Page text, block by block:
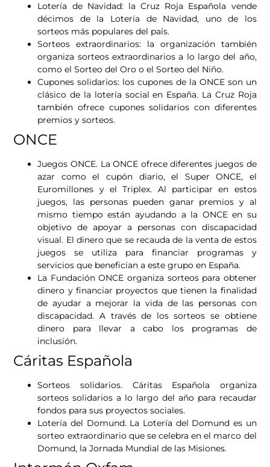
Lotería de Navidad: la Cruz Roja Española vende
décimos de la Lotería de Navidad, uno de los
sorteos más populares del país.
Sorteos extraordinarios: la organización también
organiza sorteos extraordinarios a lo largo del año,
como el Sorteo del Oro o el Sorteo del Niño.
Cupones solidarios: los cupones de la ONCE son un
clásico de la lotería social en España. La Cruz Roja
también ofrece cupones solidarios con diferentes
premios y sorteos.
ONCE
Juegos ONCE. La ONCE ofrece diferentes juegos de
azar como el cupón diario, el Super ONCE, el
Euromillones y el Triplex. Al participar en estos
juegos, las personas pueden ganar premios y al
mismo tiempo están ayudando a la ONCE en su
objetivo de apoyar a personas con discapacidad
visual. El dinero que se recauda de la venta de estos
juegos se utiliza para financiar programas y
servicios que benefician a este grupo en España.
La Fundación ONCE organiza sorteos para obtener
dinero y financiar proyectos que tienen la finalidad
de ayudar a mejorar la vida de las personas con
discapacidad. A través de los sorteos se obtiene
dinero para llevar a cabo los programas de
inclusión.
Cáritas Española
Sorteos solidarios. Cáritas Española organiza
sorteos solidarios a lo largo del año para recaudar
fondos para sus proyectos sociales.
Lotería del Domund. La Lotería del Domund es un
sorteo extraordinario que se celebra en el marco del
Domund, la Jornada Mundial de las Misiones.